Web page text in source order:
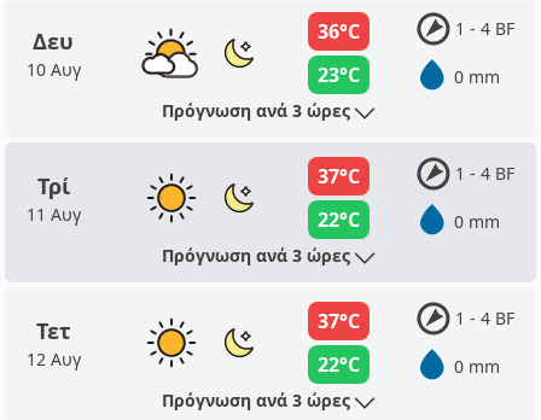
Δευ
10 Αυγ
36°C
23°C
1 - 4 BF
0 mm
Πρόγνωση ανά 3 ώρες
Τρί
11 Αυγ
37°C
22°C
1 - 4 BF
0 mm
Πρόγνωση ανά 3 ώρες
Τετ
12 Αυγ
37°C
22°C
1 - 4 BF
0 mm
Πρόγνωση ανά 3 ώρες